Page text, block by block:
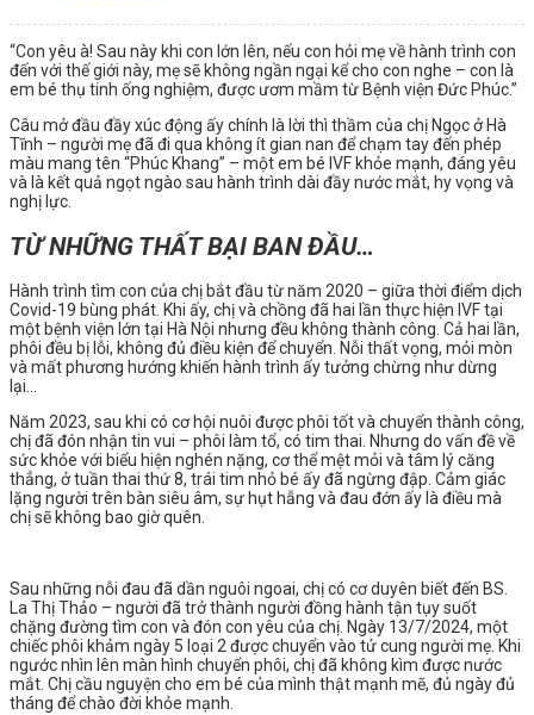
“Con yêu à! Sau này khi con lớn lên, nếu con hỏi mẹ về hành trình con
đến với thế giới này, mẹ sẽ không ngần ngại kể cho con nghe – con là
em bé thụ tinh ống nghiệm, được ươm mầm từ Bệnh viện Đức Phúc.”
Câu mở đầu đầy xúc động ấy chính là lời thì thầm của chị Ngọc ở Hà
Tĩnh – người mẹ đã đi qua không ít gian nan để chạm tay đến phép
màu mang tên “Phúc Khang” – một em bé IVF khỏe mạnh, đáng yêu
và là kết quả ngọt ngào sau hành trình dài đầy nước mắt, hy vọng và
nghị lực.
TỪ NHỮNG THẤT BẠI BAN ĐẦU…
Hành trình tìm con của chị bắt đầu từ năm 2020 – giữa thời điểm dịch
Covid-19 bùng phát. Khi ấy, chị và chồng đã hai lần thực hiện IVF tại
một bệnh viện lớn tại Hà Nội nhưng đều không thành công. Cả hai lần,
phôi đều bị lỗi, không đủ điều kiện để chuyển. Nỗi thất vọng, mỏi mòn
và mất phương hướng khiến hành trình ấy tưởng chừng như dừng
lại…
Năm 2023, sau khi có cơ hội nuôi được phôi tốt và chuyển thành công,
chị đã đón nhận tin vui – phôi làm tổ, có tim thai. Nhưng do vấn đề về
sức khỏe với biểu hiện nghén nặng, cơ thể mệt mỏi và tâm lý căng
thẳng, ở tuần thai thứ 8, trái tim nhỏ bé ấy đã ngừng đập. Cảm giác
lặng người trên bàn siêu âm, sự hụt hẫng và đau đớn ấy là điều mà
chị sẽ không bao giờ quên.
Sau những nỗi đau đã dần nguôi ngoai, chị có cơ duyên biết đến BS.
La Thị Thảo – người đã trở thành người đồng hành tận tụy suốt
chặng đường tìm con và đón con yêu của chị. Ngày 13/7/2024, một
chiếc phôi khảm ngày 5 loại 2 được chuyển vào tử cung người mẹ. Khi
ngước nhìn lên màn hình chuyển phôi, chị đã không kìm được nước
mắt. Chị cầu nguyện cho em bé của mình thật mạnh mẽ, đủ ngày đủ
tháng để chào đời khỏe mạnh.